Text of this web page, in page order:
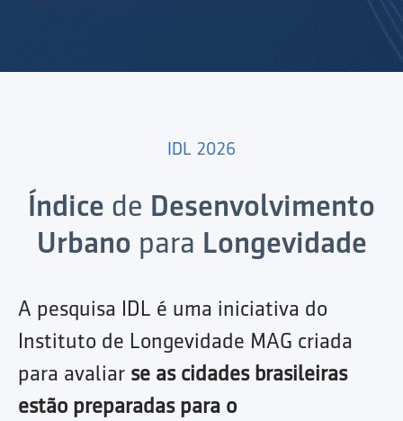
IDL 2026
Índice de Desenvolvimento
Urbano para Longevidade
A pesquisa IDL é uma iniciativa do
Instituto de Longevidade MAG criada
para avaliar se as cidades brasileiras
estão preparadas para o